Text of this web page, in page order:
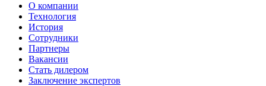
О компании
Технология
История
Сотрудники
Партнеры
Вакансии
Стать дилером
Заключение экспертов